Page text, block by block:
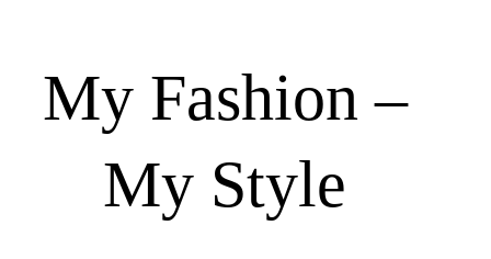
My Fashion –
My Style